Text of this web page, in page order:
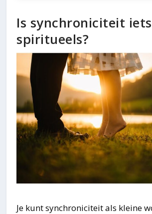
Is synchroniciteit iets
spiritueels?
Je kunt synchroniciteit als kleine